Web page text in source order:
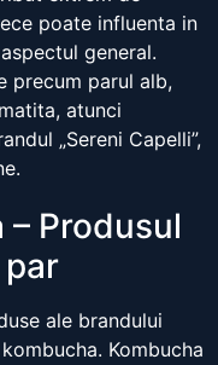
poate influenta in
general.
precum parul alb,
atunci
„Sereni Capelli”,
Produsul
ale brandului
Kombucha